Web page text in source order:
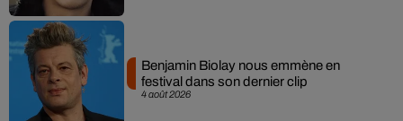
4 août 2026
Benjamin Biolay nous emmène en
festival dans son dernier clip